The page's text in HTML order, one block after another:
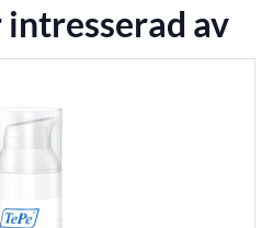
intresserad av